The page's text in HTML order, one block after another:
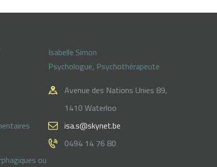
ou
Isabelle Simon
Psychologue, Psychothérapeute
Avenue des Nations Unies 89,
1410 Waterloo
isa.s@skynet.be
0494 14 76 80